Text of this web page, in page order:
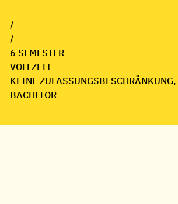
/
/
6 SEMESTER
VOLLZEIT
KEINE ZULASSUNGSBESCHRÄNKUNG,
BACHELOR